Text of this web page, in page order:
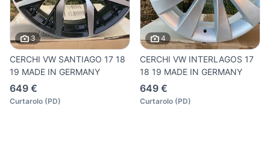
3
CERCHI VW SANTIAGO 17 18
19 MADE IN GERMANY
649 €
Curtarolo (PD)
4
CERCHI VW INTERLAGOS 17
18 19 MADE IN GERMANY
649 €
Curtarolo (PD)